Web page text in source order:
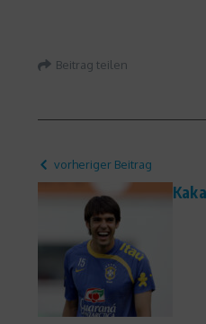
Beitrag teilen
vorheriger Beitrag